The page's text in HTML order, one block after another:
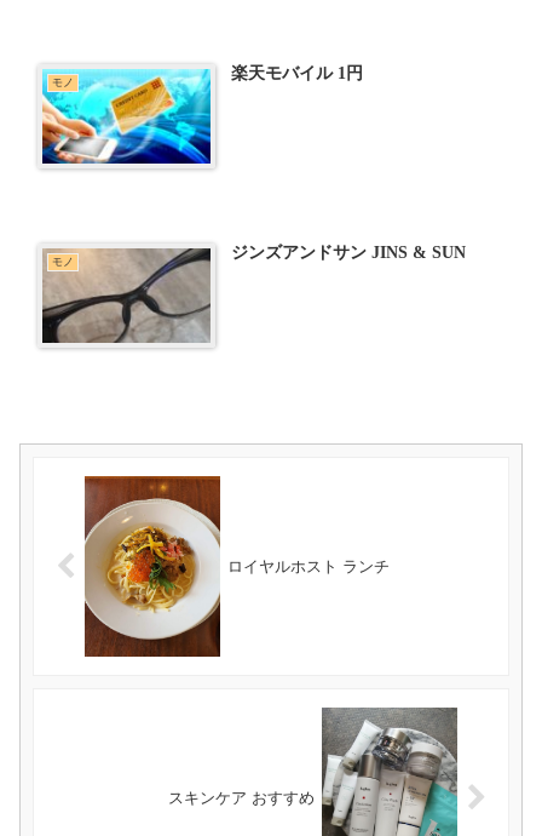
モノ 楽天モバイル 1円
モノ ジンズアンドサン JINS & SUN
ロイヤルホスト ランチ
スキンケア おすすめ